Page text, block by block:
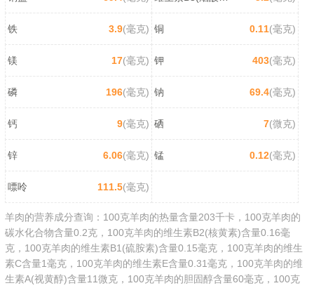
铁 3.9(毫克) 铜 0.11(毫克)
镁 17(毫克) 钾 403(毫克)
磷 196(毫克) 钠 69.4(毫克)
钙 9(毫克) 硒 7(微克)
锌 6.06(毫克) 锰 0.12(毫克)
嘌呤 111.5(毫克)
羊肉的营养成分查询：100克羊肉的热量含量203千卡，100克羊肉的
碳水化合物含量0.2克，100克羊肉的维生素B2(核黄素)含量0.16毫
克，100克羊肉的维生素B1(硫胺素)含量0.15毫克，100克羊肉的维生
素C含量1毫克，100克羊肉的维生素E含量0.31毫克，100克羊肉的维
生素A(视黄醇)含量11微克，100克羊肉的胆固醇含量60毫克，100克